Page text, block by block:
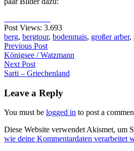
Post Views: 3.693
berg, bergtour, bodenmais, großer arber,
Beitragsnavigation
Previous Post
Previous
post:
Königsee / Watzmann
Next Post
Next
Sarti – Griechenland
Leave a Reply
You must be logged in to post a
Diese Website verwendet Akismet, um
wie deine Kommentardaten verarbeitet